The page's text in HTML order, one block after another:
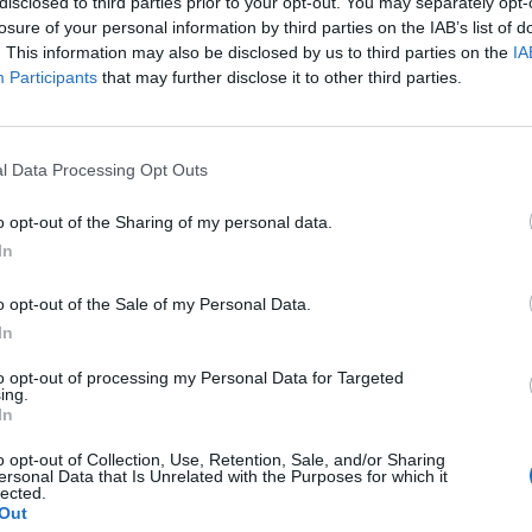
of your personal information by third parties on the IAB’s list of
This information may also be disclosed by us to third parties on the
Participants that may further disclose it to other third parties.
Data Processing Opt Outs
opt-out of the Sharing of my personal data.
opt-out of the Sale of my Personal Data.
opt-out of processing my Personal Data for Targeted
opt-out of Collection, Use, Retention, Sale, and/or Sharing
Data that Is Unrelated with the Purposes for which it
varma asia. Kauden jatkumisen ympärille
jokainen pelaaja testattaisiin päivittäin.
jossa pelaajat testataan jokaisena
hotellihuoneensa seuraavana aamuna, NHL:n